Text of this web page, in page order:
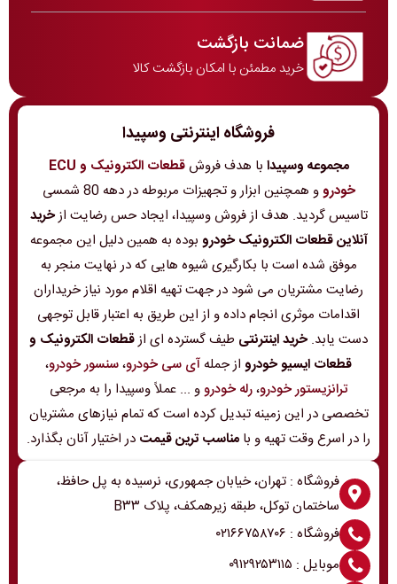
ضمانت بازگشت
خرید مطمئن با امکان بازگشت کالا
فروشگاه اینترنتی وسپیدا
مجموعه وسپیدا با هدف فروش
قطعات الکترونیک و ECU
خودرو
و همچنین ابزار و تجهیزات مربوطه در دهه 80 شمسی
تاسیس گردید. هدف از فروش وسپیدا، ایجاد حس رضایت ازخرید
آنلاین قطعات الکترونیک خودرو بوده به همین دلیل این مجموعه
موفق شده است با بکارگیری شیوه هایی که در نهایت منجر به
رضایت مشتریان می شود در جهت تهیه اقلام مورد نیاز خریداران
اقدامات موثری انجام داده و از این طریق به اعتبار قابل توجهی
دست یابد.خرید اینترنتی طیف گسترده ای ازقطعات الکترونیک و
قطعات ایسیو خودرو از جملهآی سی خودرو،سنسور خودرو،
ترانزیستور خودرو،رله خودرو و ... عملاً وسپیدا را به مرجعی
تخصصی در این زمینه تبدیل کرده است که تمام نیازهای مشتریان
را در اسرع وقت تهیه و با مناسب ترین قیمت در اختیار آنان بگذارد.
فروشگاه : تهران، خیابان جمهوری، نرسیده به پل حافظ،
ساختمان توکل، طبقه زیرهمکف، پلاک B۳۳
فروشگاه : ۰۲۱۶۶۷۵۸۷۰۶
موبایل : ۰۹۱۲۹۲۵۳۱۱۵